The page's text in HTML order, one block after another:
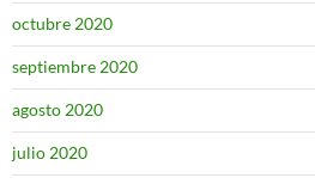
octubre 2020
septiembre 2020
agosto 2020
julio 2020